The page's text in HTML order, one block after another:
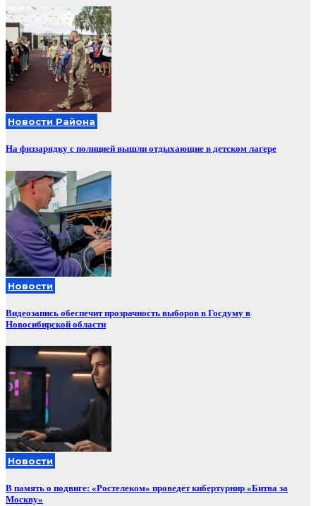
Новости Района
На физзарядку с полицией вышли отдыхающие в детском лагере
Новости
Видеозапись обеспечит прозрачность выборов в Госдуму в
Новосибирской области
Новости
В память о подвиге: «Ростелеком» проведет кибертурнир «Битва за
Москву»